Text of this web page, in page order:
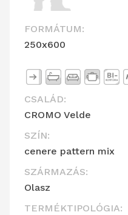
FORMÁTUM:
250x600
CSALÁD:
CROMO Velde
SZÍN:
cenere pattern mix
SZÁRMAZÁS:
Olasz
TERMÉKTIPOLÓGIA: